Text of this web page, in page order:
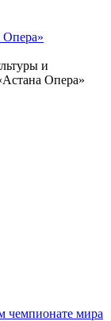
Опера»
и
Опера»
чемпионате мира